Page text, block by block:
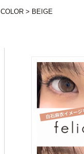
COLOR > BEIGE